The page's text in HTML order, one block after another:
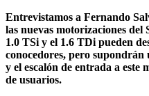
Entrevistamos a Fernando
las nuevas motorizaciones
1.0 TSi y el 1.6 TDi pueden
conocedores, pero supondrán
y el escalón de entrada a este
de usuarios.